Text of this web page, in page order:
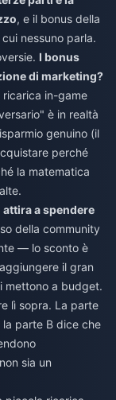
, e il bonus della
nessuno parla.
I bonus
di marketing?
in-game
è in realtà
genuino (il
perché
la matematica
attira a spendere
della community
— lo sconto è
il gran
mettono a budget.
lì sopra. La parte
parte B dice che
sia un